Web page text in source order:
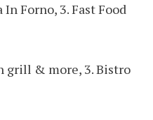
In Forno, 3. Fast Food
grill & more, 3. Bistro